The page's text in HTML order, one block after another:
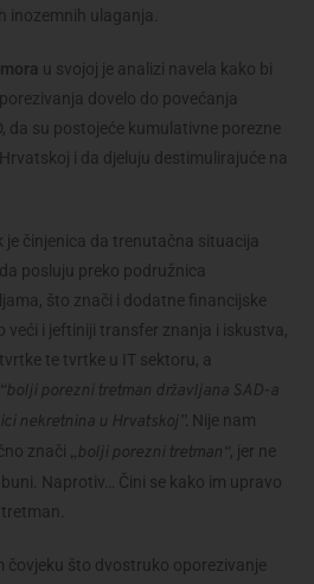
inozemnih ulaganja.
u svojoj je analizi navela kako bi
dovelo do povećanja
da su postojeće kumulativne porezne
i da djeluju destimulirajuće na
činjenica da trenutačna situacija
posluju preko podružnica
što znači i dodatne financijske
veći i jeftiniji transfer znanja i iskustva,
te tvrtke u IT sektoru, a
“bolji porezni tretman državljana SAD-a
nekretnina u Hrvatskoj”. Nije nam
znači „bolji porezni tretman“, jer ne
Naprotiv… Čini se kako im upravo
čovjeku što dvostruko oporezivanje